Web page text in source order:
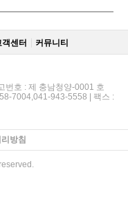
객센터 커뮤니티
번호 : 제 충남청양-0001 호
7004,041-943-5558 | 팩스 :
방침